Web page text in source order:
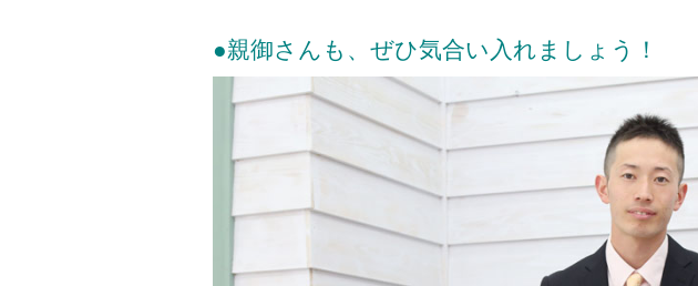
●親御さんも、ぜひ気合い入れましょう！